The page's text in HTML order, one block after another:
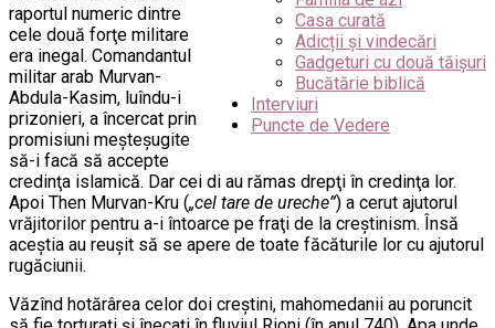
Casa curată
Adicții și vindecări
Gadgeturi cu două tăișuri
Bucătărie biblică
Interviuri
Puncte de Vedere
raportul numeric dintre
cele două forţe militare
era inegal. Comandantul
militar arab Murvan-
Abdula-Kasim, luîndu-i
prizonieri, a încercat prin
promisiuni meşteşugite
să-i facă să accepte
credinţa islamică. Dar cei di au rămas drepţi în credinţa lor.
Apoi Then Murvan-Kru („cel tare de ureche”) a cerut ajutorul
vrăjitorilor pentru a-i întoarce pe fraţi de la creştinism. Însă
aceştia au reuşit să se apere de toate făcăturile lor cu ajutorul
rugăciunii.
Văzînd hotărârea celor doi creştini, mahomedanii au poruncit